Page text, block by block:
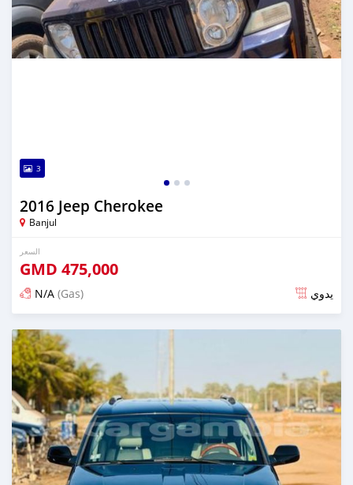
3
2016 Jeep Cherokee
Banjul
السعر
GMD 475,000
N/A (Gas) يدوي
تم النشر منذ ما يقرب من سنتين مضت